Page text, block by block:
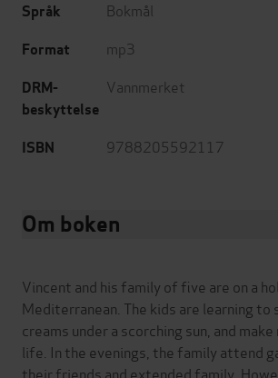
Språk Bokmål
Format mp3
DRM-
beskyttelse
Vannmerket
ISBN 9788205592117
Om boken
Vincent and his family of five are on a
Mediterranean. The kids are learning to
creams under a scorching sun, and
life. In the evenings, the family attend
their friends and extended family.